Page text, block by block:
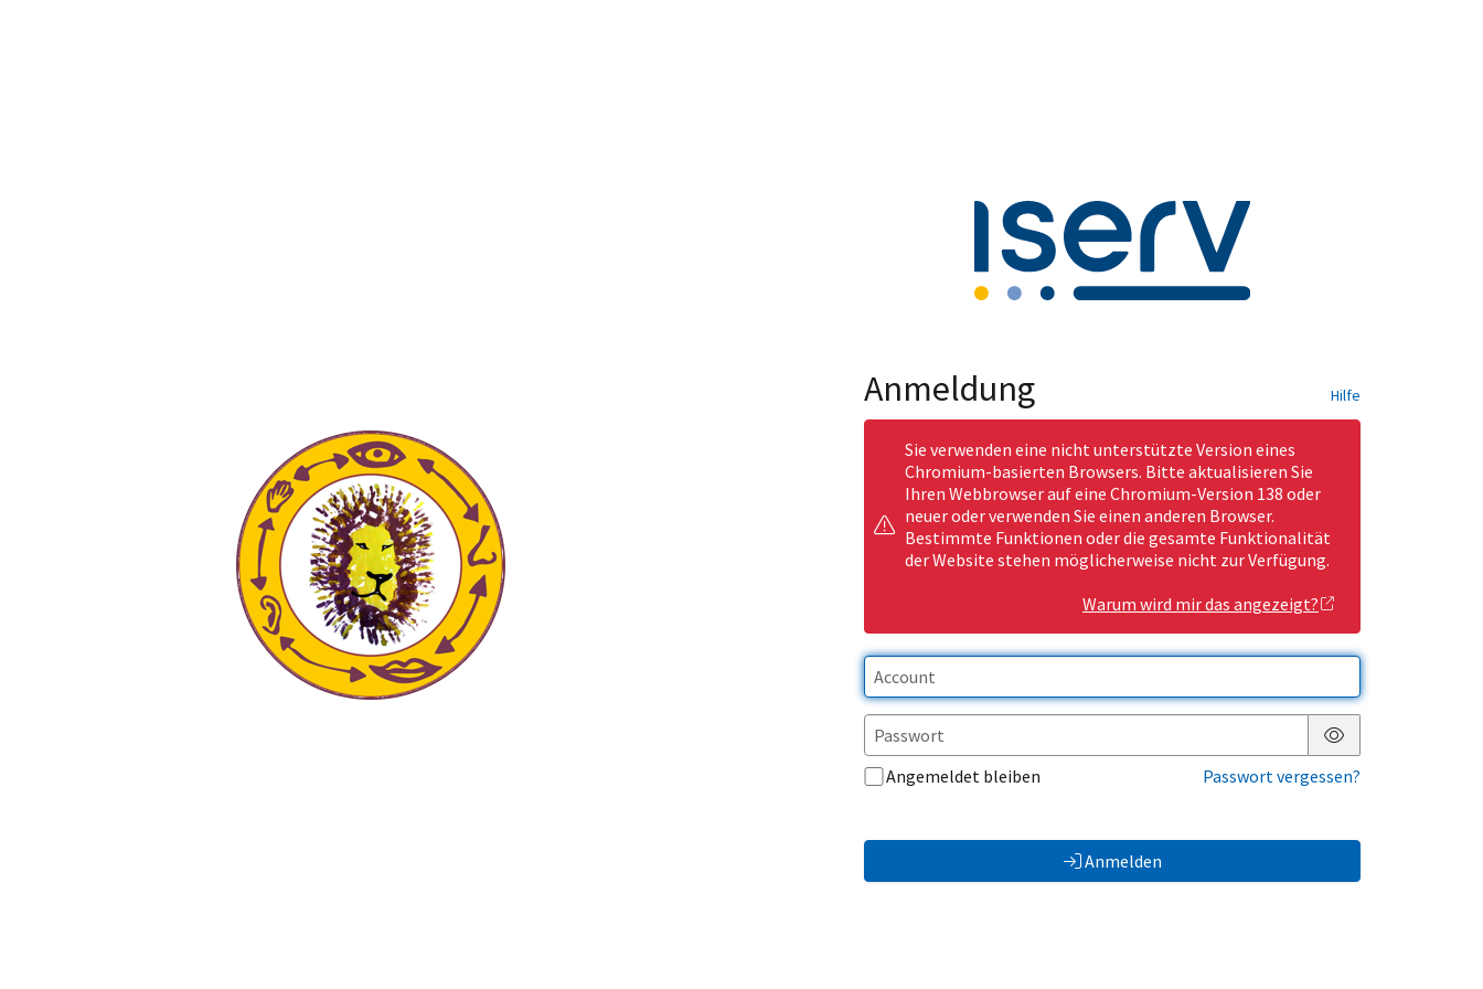
Anmeldung Hilfe
Sie verwenden eine nicht unterstützte Version eines
Chromium-basierten Browsers. Bitte aktualisieren Sie
Ihren Webbrowser auf eine Chromium-Version 138 oder
neuer oder verwenden Sie einen anderen Browser.
Bestimmte Funktionen oder die gesamte Funktionalität
der Website stehen möglicherweise nicht zur Verfügung.
Warum wird mir das angezeigt?
Passwort anzeigen
Angemeldet bleiben
Passwort vergessen?
Anmelden